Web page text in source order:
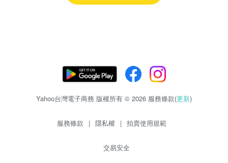
Yahoo台灣電子商務 版權所有 © 2026 服務條款(更新)
服務條款 | 隱私權 | 拍賣使用規範
交易安全